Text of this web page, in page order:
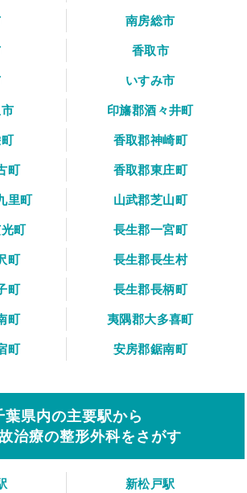
南房総市
香取市
いすみ市
印旛郡酒々井町
香取郡神崎町
町
香取郡東庄町
里町
山武郡芝山町
町
長生郡一宮町
町
長生郡長生村
町
長生郡長柄町
町
夷隅郡大多喜町
町
安房郡鋸南町
葉県内の主要駅から
治療の整形外科をさがす
新松戸駅